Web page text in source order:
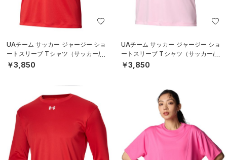
UAチーム サッカー ジャージー ショ
ートスリーブ Tシャツ（サッカー/M
EN）
￥3,850
UAチーム サッカー ジャージー ショ
ートスリーブ Tシャツ（サッカー/M
EN）
￥3,850